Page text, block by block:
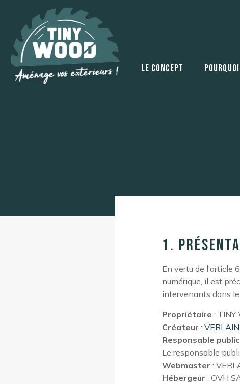
Le concept
1.
En vertu de l’article
numérique, il est
intervenants dans
Propriétaire : TINY
Créateur :
Responsable
Le responsable
Webmaster :
Hébergeur : OVH